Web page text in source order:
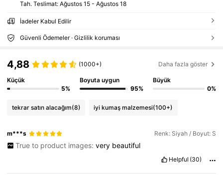
Tah. Teslimat: Ağustos 15 - Ağustos 18
İadeler Kabul Edilir
Güvenli Ödemeler · Gizlilik koruması
4,88 (1000+) Daha fazla göster
Küçük
5%
Boyuta uygun
95%
Büyük
0%
tekrar satın alacağım(8) iyi kumaş malzemesi(100+)
m***s Renk: Siyah / Boyut: S
True to product images: very beautiful
Helpful (30)